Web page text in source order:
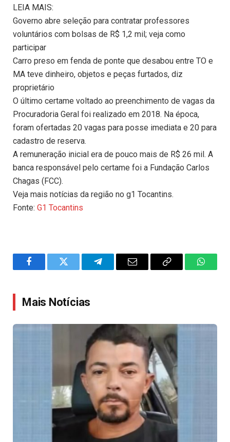
LEIA MAIS:
Governo abre seleção para contratar professores
voluntários com bolsas de R$ 1,2 mil; veja como
participar
Carro preso em fenda de ponte que desabou entre TO e
MA teve dinheiro, objetos e peças furtados, diz
proprietário
O último certame voltado ao preenchimento de vagas da
Procuradoria Geral foi realizado em 2018. Na época,
foram ofertadas 20 vagas para posse imediata e 20 para
cadastro de reserva.
A remuneração inicial era de pouco mais de R$ 26 mil. A
banca responsável pelo certame foi a Fundação Carlos
Chagas (FCC).
Veja mais notícias da região no g1 Tocantins.
Fonte: G1 Tocantins
FacebookTwitter TelegramEmail
Copy
Mais Notícias